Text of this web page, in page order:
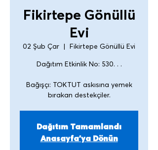
Fikirtepe Gönüllü
Evi
02 Şub Çar Fikirtepe Gönüllü Evi
Dağıtım Etkinlik No: 530. . .
Bağışçı: TOKTUT askısına yemek
Dağıtım Tamamlandı
Anasayfa'ya Dönün